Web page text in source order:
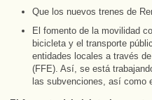
Que los nuevos trenes de
El fomento de la movilidad
bicicleta y el transporte
entidades locales a través
(FFE). Así, se está
las subvenciones, así como